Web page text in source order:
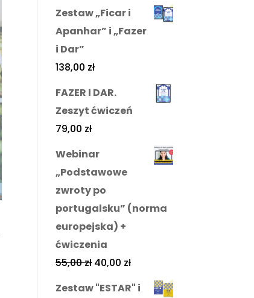
Zestaw „Ficar i
Apanhar” i „Fazer
i Dar”
138,00 zł
FAZER I DAR.
Zeszyt ćwiczeń
79,00 zł
Webinar
„Podstawowe
zwroty po
portugalsku” (norma
europejska) +
ćwiczenia
55,00zł 40,00 zł
Zestaw "ESTAR" i